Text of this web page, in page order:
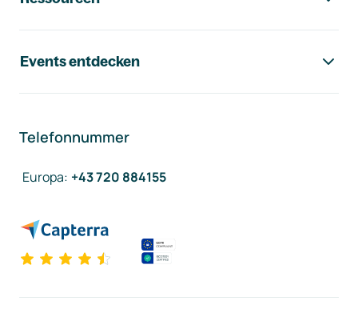
Events entdecken
Telefonnummer
Europa: +43 720 884155